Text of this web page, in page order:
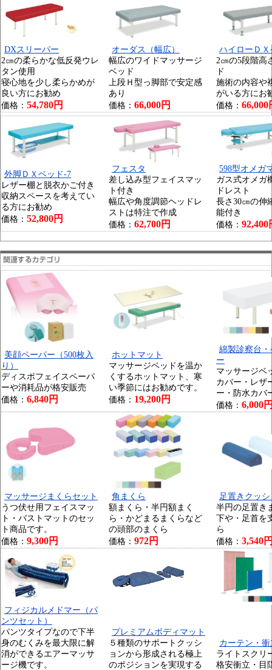
DXスリーパー
2㎝の柔らかな低反発ウレ
タン使用
寝心地を少し柔らかめが
良い方にお勧め
価格： 54,780円
オーダス（幅広）
幅広のワイドマッサージ
ベッド
上段Ｈ型っ脚部で安定感
あり
価格： 66,000円
ハイローＤ
2㎝の5段階高
ド
施術の内容や
がいる方にお
価格： 66,000
外脚ＤＸベッド-7
レザー棚と脱衣かご付き
収納スペースを考えてい
る方にお勧め
価格： 52,800円
フェスタ
差し込み型フェイスマッ
ト付き
幅広や角度調節ヘッドレ
ストは特注で作成
価格： 62,700円
598型オメガ
ガス式オメガ
ドレスト
長さ30㎝の伸
能付き
価格： 92,400
美顔ペーパー（500枚入
り）
ディスポフェイスペーパ
ーや消耗品が格安販売
価格： 6,840円
ホットマット
マッサージベッドを温か
くするホットマット、寒
い季節にはお勧めです。
価格： 19,200円
綿製診察台
ー
マッサージベ
カバー・レザ
ー・防水カバ
価格： 6,000
マッサージまくらセット
うつ伏せ用フェイスマッ
ト・バストマットのセッ
ト商品です。
価格： 9,300円
角まくら
額まくら・半円額まく
ら・かどまるまくらなど
の頭部のまくら
価格： 972円
足置きクッ
半円の足置き
下や・足首を
ら
価格： 3,540
フィジカルメドマー（パ
ンツセット）
パンツタイプなので下半
身のむくみを最大限に解
消ができるエアーマッサ
ージ機です。
プレミアムボディマット
５種類のサポートクッシ
ョンから形成される極上
のポジションを実現する
カーテン・衝
ライトスクリ
格安衝立・目